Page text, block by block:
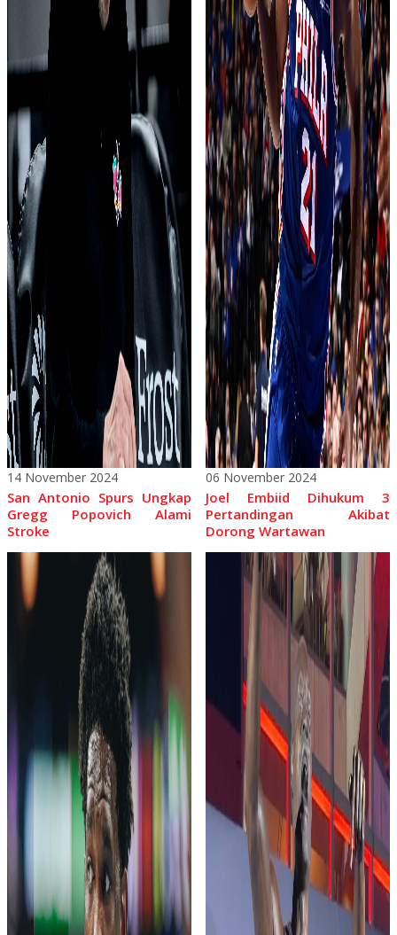
14 November 2024
San Antonio Spurs Ungkap
Gregg Popovich Alami
Stroke
06 November 2024
Joel Embiid Dihukum 3
Pertandingan Akibat
Dorong Wartawan